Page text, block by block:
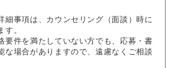
細事項は、カウンセリング（面談）時に
す。
要件を満たしていない方でも、応募・書
な場合がありますので、遠慮なくご相談